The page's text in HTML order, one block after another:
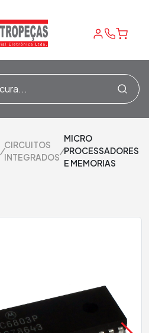
/
CIRCUITOS
INTEGRADOS
/
MICRO
PROCESSADORES
E MEMORIAS